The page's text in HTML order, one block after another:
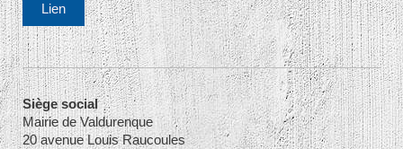
Lien
Siège social
Mairie de Valdurenque
20 avenue Louis Raucoules